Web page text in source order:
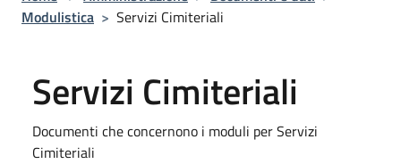
Modulistica > Servizi Cimiteriali
Servizi Cimiteriali
Documenti che concernono i moduli per Servizi
Cimiteriali